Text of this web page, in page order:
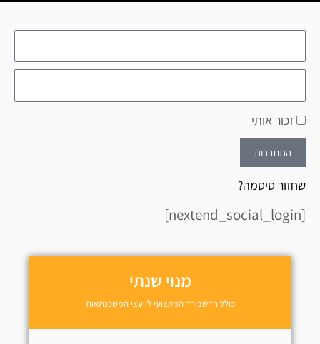
זכור אותי
התחברות
שחזור סיסמה?
[nextend_social_login]
מנוי שנתי
כולל הדשבורד המקצועי ליועצי המשכנתאות